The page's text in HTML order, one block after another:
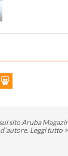
le stesse si
sito Aruba
Leggi tutto >